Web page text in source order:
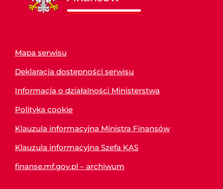
Mapa serwisu
Deklaracja dostępności serwisu
Informacja o działalności Ministerstwa
Polityka cookie
Klauzula informacyjna Ministra Finansów
Klauzula informacyjna Szefa KAS
finanse.mf.gov.pl – archiwum